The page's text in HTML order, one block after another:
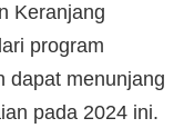
Keranjang
program
dapat menunjang
pada 2024 ini.